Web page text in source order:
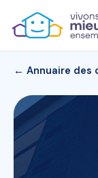
← Annuaire des